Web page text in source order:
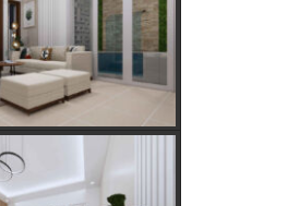
Bulan Baik Membangun
Jawa
Baik untuk Membangun Rumah